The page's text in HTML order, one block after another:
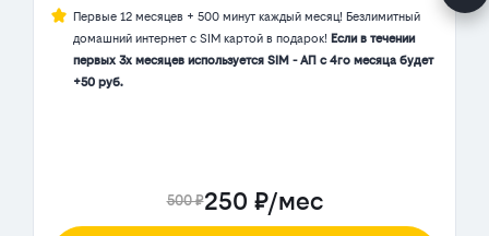
Первые 12 месяцев + 500 минут каждый месяц! Безлимитный
домашний интернет с SIM картой в подарок! Если в течении
первых 3х месяцев используется SIM - АП с 4го месяца будет
+50 руб.
500 ₽250 ₽/мес